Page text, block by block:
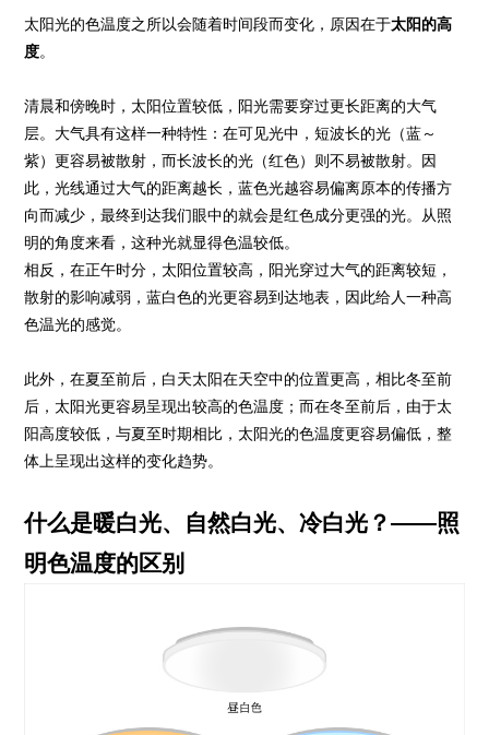
太阳光的色温度之所以会随着时间段而变化，原因在于太阳的高
度。
清晨和傍晚时，太阳位置较低，阳光需要穿过更长距离的大气
层。大气具有这样一种特性：在可见光中，短波长的光（蓝～
紫）更容易被散射，而长波长的光（红色）则不易被散射。因
此，光线通过大气的距离越长，蓝色光越容易偏离原本的传播方
向而减少，最终到达我们眼中的就会是红色成分更强的光。从照
明的角度来看，这种光就显得色温较低。
相反，在正午时分，太阳位置较高，阳光穿过大气的距离较短，
散射的影响减弱，蓝白色的光更容易到达地表，因此给人一种高
色温光的感觉。
此外，在夏至前后，白天太阳在天空中的位置更高，相比冬至前
后，太阳光更容易呈现出较高的色温度；而在冬至前后，由于太
阳高度较低，与夏至时期相比，太阳光的色温度更容易偏低，整
体上呈现出这样的变化趋势。
什么是暖白光、自然白光、冷白光？——照
明色温度的区别